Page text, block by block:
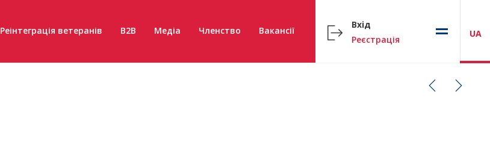
Реінтеграція ветеранів B2B Медіа Членство Вакансії
Вхід
Реєстрація
UA